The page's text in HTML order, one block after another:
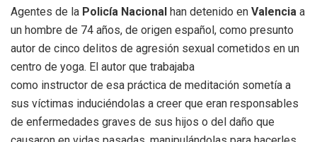
Agentes de la Policía Nacional han detenido en Valencia a
un hombre de 74 años, de origen español, como presunto
autor de cinco delitos de agresión sexual cometidos en un
centro de yoga. El autor que trabajaba
como instructor de esa práctica de meditación sometía a
sus víctimas induciéndolas a creer que eran responsables
de enfermedades graves de sus hijos o del daño que